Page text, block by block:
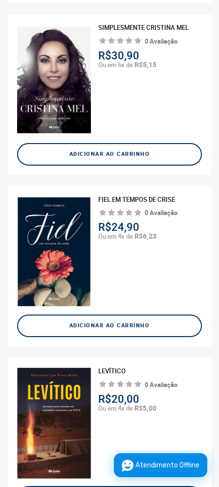
SIMPLESMENTE CRISTINA MEL
0 Avaliação
R$30,90
Ou em 6x de R$5,15
ADICIONAR AO CARRINHO
FIEL EM TEMPOS DE CRISE
0 Avaliação
R$24,90
Ou em 4x de R$6,23
ADICIONAR AO CARRINHO
LEVÍTICO
0 Avaliação
R$20,00
Ou em 4x de R$5,00